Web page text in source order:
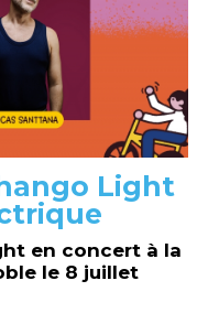
Light
en concert à la
le 8 juillet